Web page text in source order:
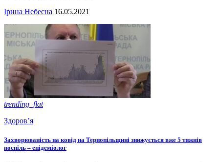
Ірина Небесна 16.05.2021
trending_flat
Здоров’я
Захворюваність на ковід на Тернопільщині знижується вже 5 тижнів
поспіль – епідеміолог